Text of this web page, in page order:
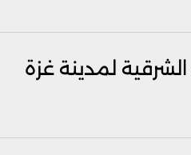
الشرقية لمدينة غزة